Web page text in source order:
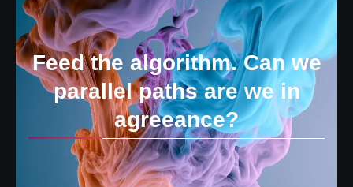
Feed the algorithm. Can we
parallel paths are we in
agreeance?